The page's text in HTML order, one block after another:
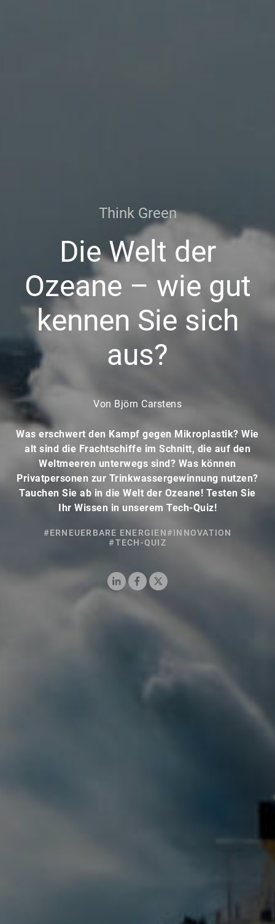
Think Green
Die Welt der
Ozeane – wie gut
kennen Sie sich
aus?
Von Björn Carstens
Was erschwert den Kampf gegen Mikroplastik? Wie
alt sind die Frachtschiffe im Schnitt, die auf den
Weltmeeren unterwegs sind? Was können
Privatpersonen zur Trinkwassergewinnung nutzen?
Tauchen Sie ab in die Welt der Ozeane! Testen Sie
Ihr Wissen in unserem Tech-Quiz!
#ERNEUERBARE ENERGIEN#INNOVATION
#TECH-QUIZ
LinkedInFacebook
X